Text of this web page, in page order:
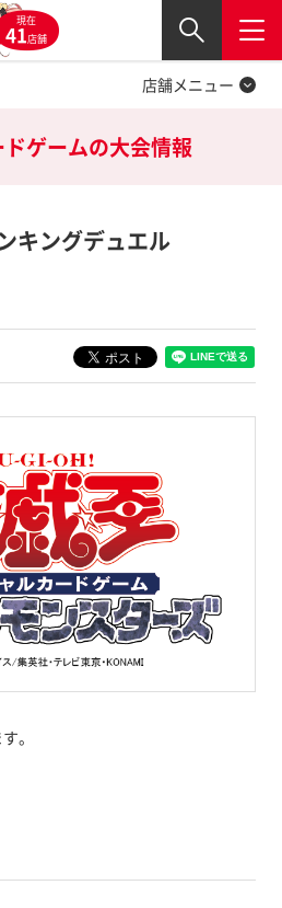
現在
41店舗 閉じる
店舗メニュー
ゲームの大会情報
キングデュエル
。